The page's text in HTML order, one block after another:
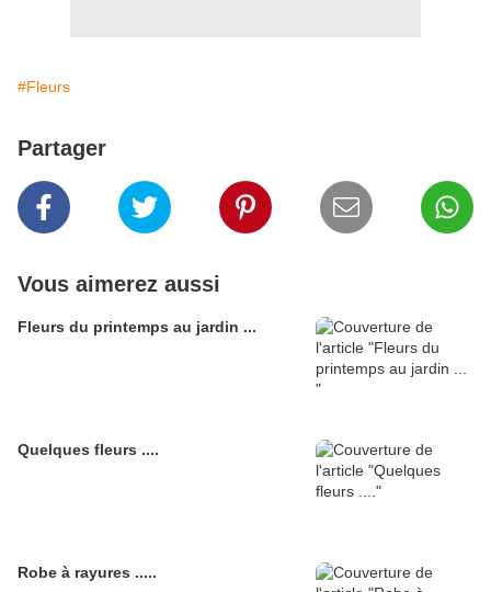
#Fleurs
Partager
Vous aimerez aussi
Fleurs du printemps au jardin ...
Quelques fleurs ....
Robe à rayures .....